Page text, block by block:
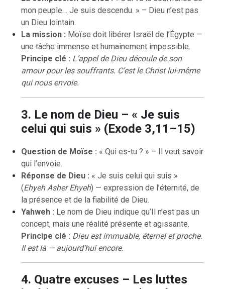
mon peuple… Je suis descendu. » – Dieu n’est pas
un Dieu lointain.
La mission : Moïse doit libérer Israël de l’Égypte —
une tâche immense et humainement impossible.
Principe clé : L’appel de Dieu découle de son
amour pour les souffrants. C’est le Christ lui-même
qui nous envoie.
3. Le nom de Dieu – « Je suis
celui qui suis » (Exode 3,11–15)
Question de Moïse : « Qui es-tu ? » – Il veut savoir
qui l’envoie.
Réponse de Dieu : « Je suis celui qui suis »
(Ehyeh Asher Ehyeh) — expression de l’éternité, de
la présence et de la fiabilité de Dieu.
Yahweh : Le nom de Dieu indique qu’Il n’est pas un
concept, mais une réalité présente et agissante.
Principe clé : Dieu est immuable, éternel et proche.
Il est là — aujourd’hui encore.
4. Quatre excuses – Les luttes